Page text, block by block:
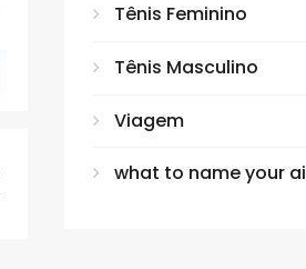
Tênis Feminino
Tênis Masculino
Viagem
what to name your ai